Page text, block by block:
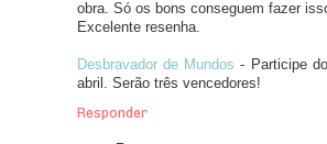
obra. Só os bons conseguem fazer
Excelente resenha.
Desbravador de Mundos - Participe
abril. Serão três vencedores!
Responder